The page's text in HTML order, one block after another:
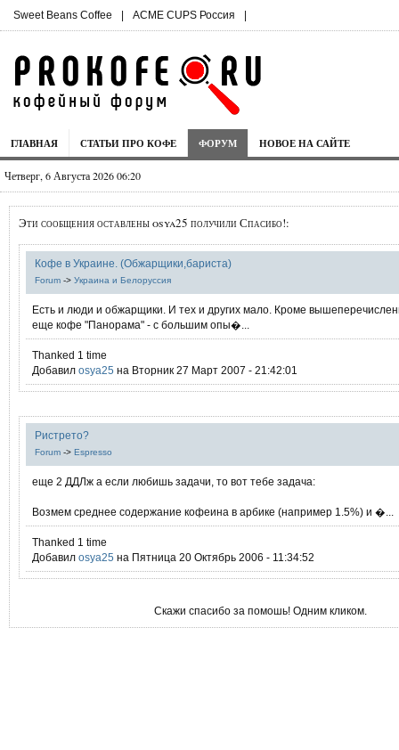
Sweet Beans Coffee | ACME CUPS Россия |
ГЛАВНАЯ СТАТЬИ ПРО КОФЕ ФОРУМ НОВОЕ НА САЙТЕ
Четверг, 6 Августа 2026 06:20
Эти сообщения оставлены osya25 получили Спасибо!:
Кофе в Украине. (Обжарщики,бариста)
Forum -> Украина и Белоруcсия
Есть и люди и обжарщики. И тех и других мало. Кроме
еще кофе "Панорама" - с большим опы�...
Thanked 1 time
Добавил osya25 на Вторник 27 Март 2007 - 21:42:01
Ристрето?
Forum -> Espresso
еще 2 ДДЛж а если любишь задачи, то вот тебе задача:
Возмем среднее содержание кофеина в арбике (например 1.5%) и �...
Thanked 1 time
Добавил osya25 на Пятница 20 Октябрь 2006 - 11:34:52
Скажи спасибо за помошь! Одним кликом.